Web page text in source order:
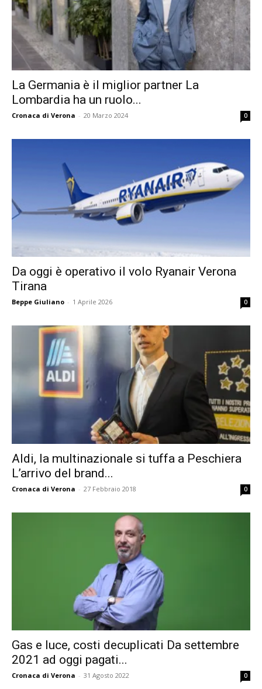
La Germania è il miglior partner La
Lombardia ha un ruolo...
Cronaca di Verona - 20 Marzo 2024 0
Da oggi è operativo il volo Ryanair Verona
Tirana
Beppe Giuliano - 1 Aprile 2026 0
Aldi, la multinazionale si tuffa a Peschiera
L’arrivo del brand...
Cronaca di Verona - 27 Febbraio 2018 0
Gas e luce, costi decuplicati Da settembre
2021 ad oggi pagati...
Cronaca di Verona - 31 Agosto 2022 0